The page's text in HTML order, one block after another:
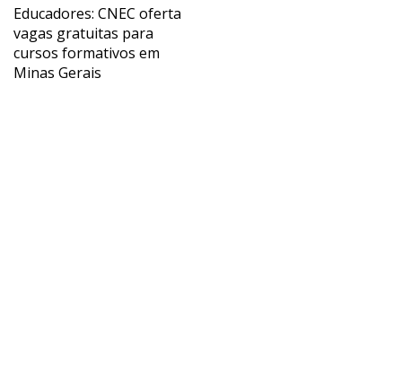
Educadores: CNEC oferta
vagas gratuitas para
cursos formativos em
Minas Gerais